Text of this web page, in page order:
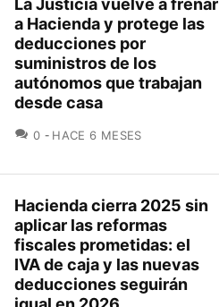
a Hacienda y protege las
deducciones por
suministros de los
autónomos que trabajan
desde casa
0 COMENTARIOS
HACE 6 MESES
Hacienda cierra 2025 sin
aplicar las reformas
fiscales prometidas: el
IVA de caja y las nuevas
deducciones seguirán